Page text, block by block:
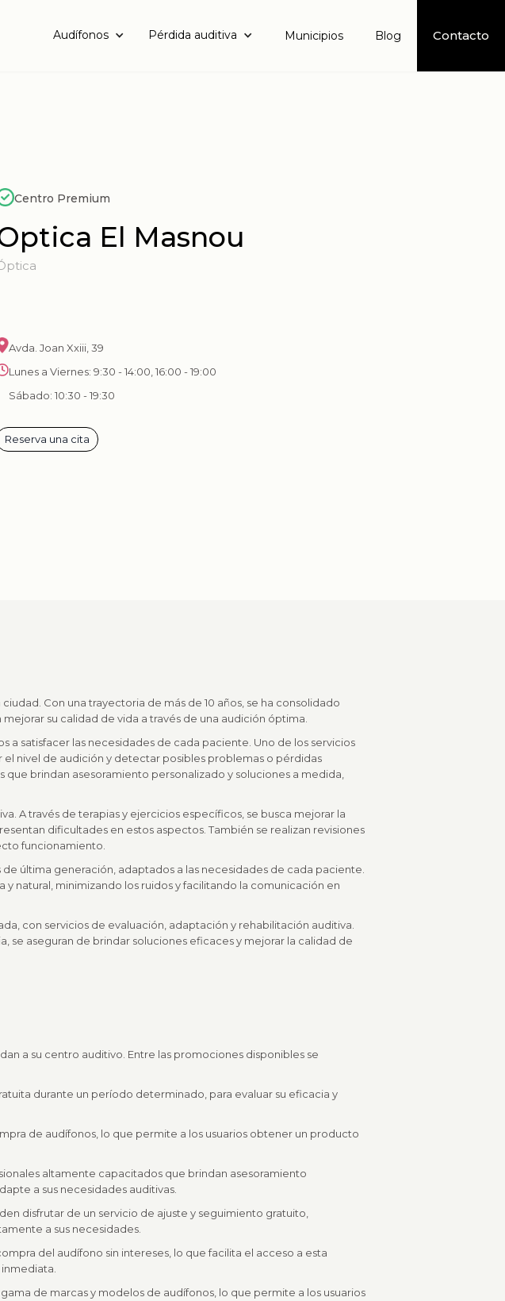
Audífonos Pérdida auditiva Municipios Blog Contacto
Centro Premium
El Masnou
Avda. Joan Xxiii, 39
Lunes a Viernes: 9:30 - 14:00, 16:00 - 19:00
Sábado: 10:30 - 19:30
Reserva una cita
Con una trayectoria de más de 10 años, se ha consolidado
su calidad de vida a través de una audición óptima.
a satisfacer las necesidades de cada paciente. Uno de los servicios
nivel de audición y detectar posibles problemas o pérdidas
brindan asesoramiento personalizado y soluciones a medida,
A través de terapias y ejercicios específicos, se busca mejorar la
dificultades en estos aspectos. También se realizan revisiones
funcionamiento.
última generación, adaptados a las necesidades de cada paciente.
natural, minimizando los ruidos y facilitando la comunicación en
con servicios de evaluación, adaptación y rehabilitación auditiva.
aseguran de brindar soluciones eficaces y mejorar la calidad de
a su centro auditivo. Entre las promociones disponibles se
durante un período determinado, para evaluar su eficacia y
de audífonos, lo que permite a los usuarios obtener un producto
altamente capacitados que brindan asesoramiento
a sus necesidades auditivas.
disfrutar de un servicio de ajuste y seguimiento gratuito,
a sus necesidades.
del audífono sin intereses, lo que facilita el acceso a esta
de marcas y modelos de audífonos, lo que permite a los usuarios